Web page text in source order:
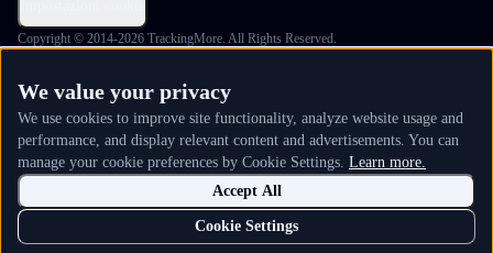
Copyright © 2014-2026 TrackingMore. All Rights Reserved.
We value your privacy
We use cookies to improve site functionality, analyze website usage and
performance, and display relevant content and advertisements. You can
manage your cookie preferences by Cookie Settings. Learn more.
Cookie Settings
Accept All